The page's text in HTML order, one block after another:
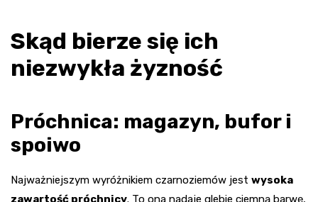
Skąd bierze się ich
niezwykła żyzność
Próchnica: magazyn, bufor i
spoiwo
Najważniejszym wyróżnikiem czarnoziemów jest wysoka
zawartość próchnicy. To ona nadaje glebie ciemną barwę,